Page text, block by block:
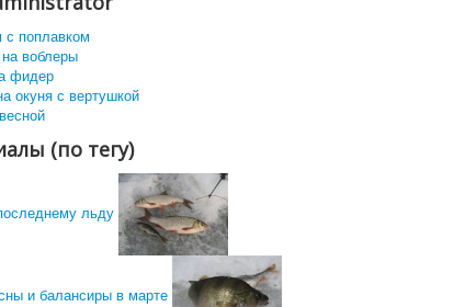
поплавком
воблеры
фидер
окуня с вертушкой
(по тегу)
льду
и балансиры в марте